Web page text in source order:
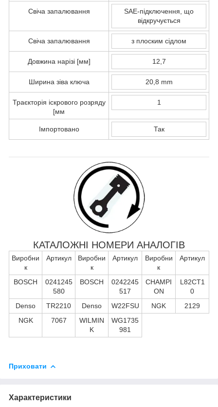
Свіча запалювання
SAE-підключення, що
відкручується
Свіча запалювання з плоским сідлом
Довжина нарізі [мм] 12,7
Ширина зіва ключа 20,8 mm
Траєкторія іскрового розряду
[мм
1
Імпортовано Так
КАТАЛОЖНІ НОМЕРИ АНАЛОГІВ
Виробни
к
Артикул
Виробни
к
Артикул
Виробни
к
Артикул
BOSCH
0241245
580
BOSCH
0242245
517
CHAMPI
ON
L82CT1
0
Denso
TR2210 Denso W22FSU NGK
2129
NGK
7067
WILMIN
K
WG1735
981
Приховати
Характеристики